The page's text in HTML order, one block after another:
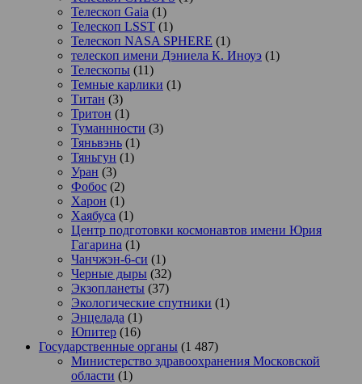
Телескоп Gaia (1)
Телескоп LSST (1)
Телескоп NASA SPHERE (1)
телескоп имени Дэниела К. Иноуэ (1)
Телескопы (11)
Темные карлики (1)
Титан (3)
Тритон (1)
Туманнности (3)
Тяньвэнь (1)
Тяньгун (1)
Уран (3)
Фобос (2)
Харон (1)
Хаябуса (1)
Центр подготовки космонавтов имени Юрия
Гагарина (1)
Чанчжэн-6-си (1)
Черные дыры (32)
Экзопланеты (37)
Экологические спутники (1)
Энцелада (1)
Юпитер (16)
Государственные органы (1 487)
Министерство здравоохранения Московской
области (1)